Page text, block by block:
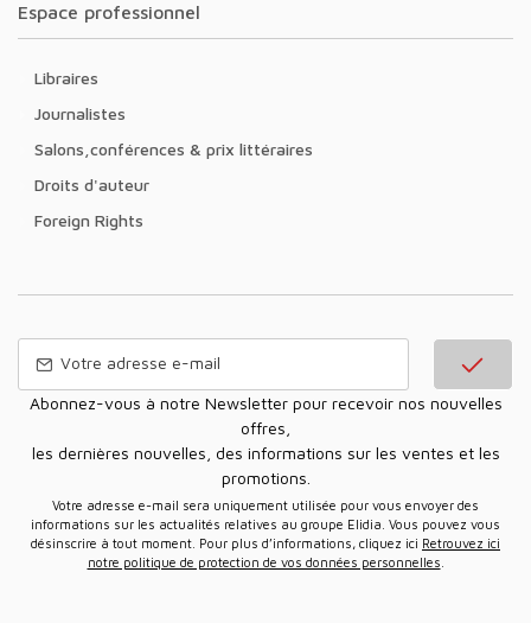
Espace professionnel
Libraires
Journalistes
Salons,conférences & prix littéraires
Droits d'auteur
Foreign Rights
Abonnez-vous à notre Newsletter pour recevoir nos nouvelles
offres,
les dernières nouvelles, des informations sur les ventes et les
promotions.
Votre adresse e-mail sera uniquement utilisée pour vous envoyer des
informations sur les actualités relatives au groupe Elidia. Vous pouvez vous
désinscrire à tout moment. Pour plus d’informations, cliquez ici Retrouvez ici
notre politique de protection de vos données personnelles